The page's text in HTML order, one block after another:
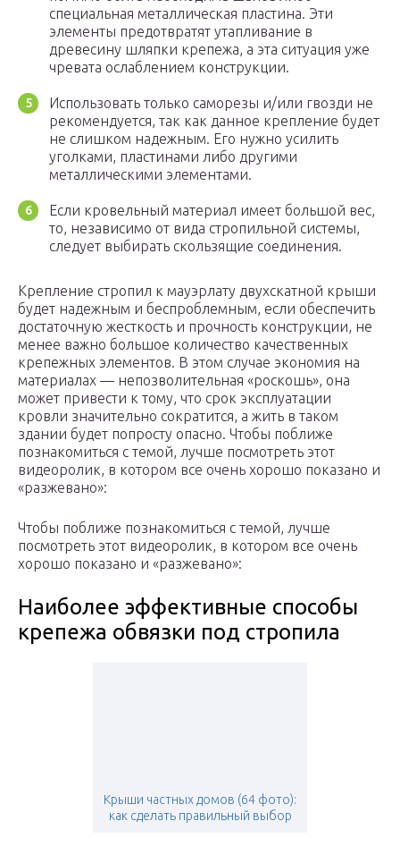
специальная металлическая пластина. Эти
элементы предотвратят утапливание в
древесину шляпки крепежа, а эта ситуация уже
чревата ослаблением конструкции.
Использовать только саморезы и/или гвозди не
рекомендуется, так как данное крепление будет
не слишком надежным. Его нужно усилить
уголками, пластинами либо другими
металлическими элементами.
Если кровельный материал имеет большой вес,
то, независимо от вида стропильной системы,
следует выбирать скользящие соединения.
Крепление стропил к мауэрлату двухскатной крыши
будет надежным и беспроблемным, если обеспечить
достаточную жесткость и прочность конструкции, не
менее важно большое количество качественных
крепежных элементов. В этом случае экономия на
материалах — непозволительная «роскошь», она
может привести к тому, что срок эксплуатации
кровли значительно сократится, а жить в таком
здании будет попросту опасно. Чтобы поближе
познакомиться с темой, лучше посмотреть этот
видеоролик, в котором все очень хорошо показано и
«разжевано»:
Чтобы поближе познакомиться с темой, лучше
посмотреть этот видеоролик, в котором все очень
хорошо показано и «разжевано»:
Наиболее эффективные способы
крепежа обвязки под стропила
Крыши частных домов (64 фото):
как сделать правильный выбор